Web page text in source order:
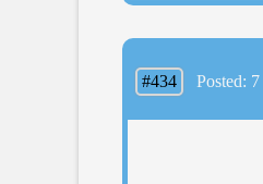
#434 Posted: